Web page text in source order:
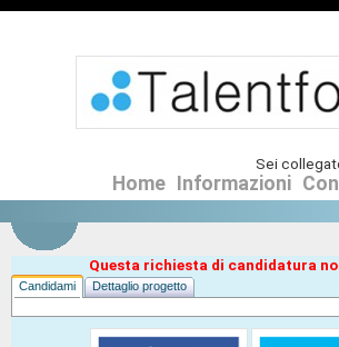
Sei
Home Informazioni
Questa richiesta di candidatura
Candidami Dettaglio progetto